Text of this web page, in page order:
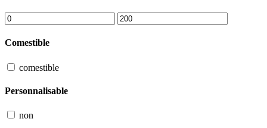
Comestible
comestible
Personnalisable
non